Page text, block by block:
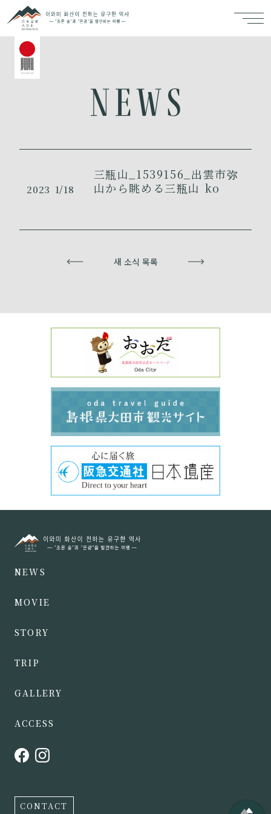
2023 1/18
三瓶山_1539156_出雲市弥
山から眺める三瓶山 ko
새 소식 목록
NEWS
MOVIE
STORY
TRIP
GALLERY
ACCESS
CONTACT